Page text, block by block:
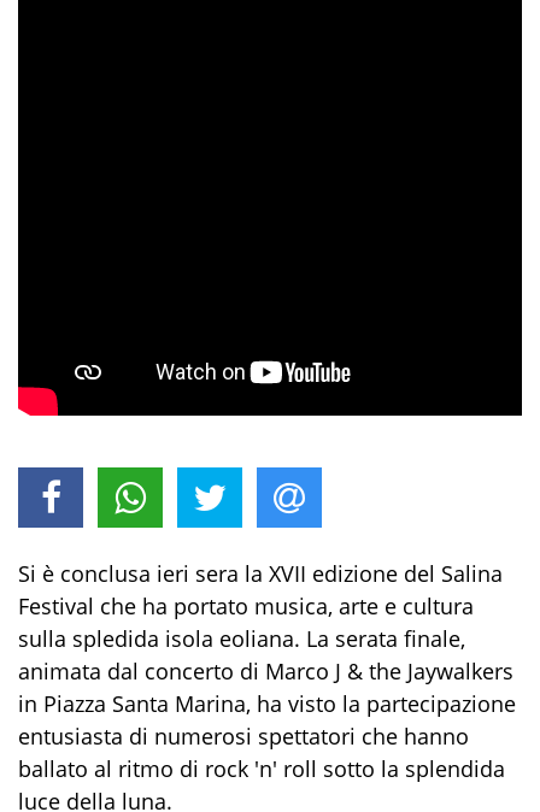
Si è conclusa ieri sera la XVII edizione del Salina
Festival che ha portato musica, arte e cultura
sulla spledida isola eoliana. La serata finale,
animata dal concerto di Marco J & the Jaywalkers
in Piazza Santa Marina, ha visto la partecipazione
entusiasta di numerosi spettatori che hanno
ballato al ritmo di rock 'n' roll sotto la splendida
luce della luna.